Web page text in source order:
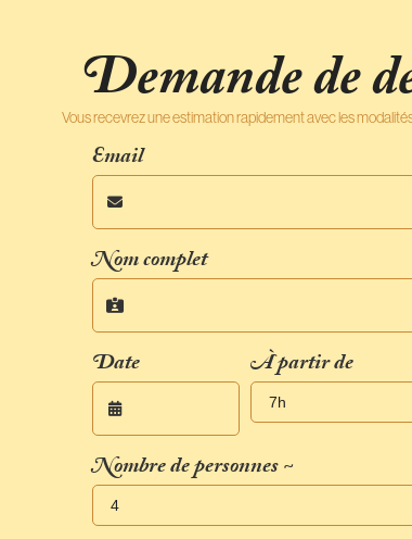
Demande de
Vous recevrez une estimation rapidement avec les
Email

Nom complet

Date

À partir de
Nombre de personnes ~